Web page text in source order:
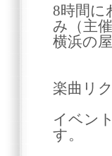
8時間に
み（主
横浜の
楽曲リ
イベン
す。